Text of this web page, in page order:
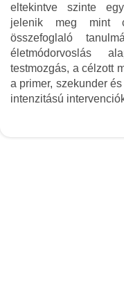
eltekintve szinte
jelenik meg mint
összefoglaló
életmódorvoslás
testmozgás, a célzott
a primer, szekunder
intenzitású